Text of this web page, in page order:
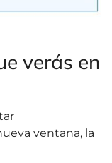
verás en
ventana, la